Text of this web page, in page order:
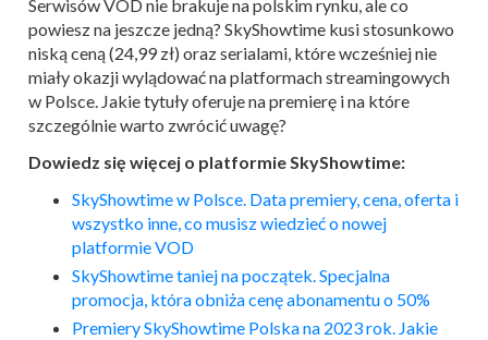
Serwisów VOD nie brakuje na polskim rynku, ale co
powiesz na jeszcze jedną? SkyShowtime kusi stosunkowo
niską ceną (24,99 zł) oraz serialami, które wcześniej nie
miały okazji wylądować na platformach streamingowych
w Polsce. Jakie tytuły oferuje na premierę i na które
szczególnie warto zwrócić uwagę?
Dowiedz się więcej o platformie SkyShowtime:
SkyShowtime w Polsce. Data premiery, cena, oferta i
wszystko inne, co musisz wiedzieć o nowej
platformie VOD
SkyShowtime taniej na początek. Specjalna
promocja, która obniża cenę abonamentu o 50%
Premiery SkyShowtime Polska na 2023 rok. Jakie